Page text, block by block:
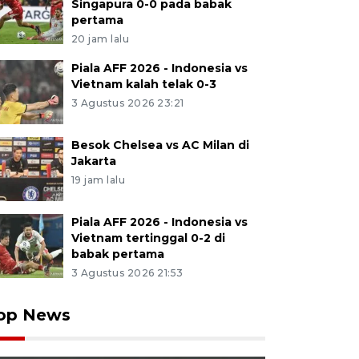
Singapura 0-0 pada babak
pertama
20 jam lalu
Piala AFF 2026 - Indonesia vs
Vietnam kalah telak 0-3
3 Agustus 2026 23:21
Besok Chelsea vs AC Milan di
Jakarta
19 jam lalu
Piala AFF 2026 - Indonesia vs
Vietnam tertinggal 0-2 di
babak pertama
3 Agustus 2026 21:53
News